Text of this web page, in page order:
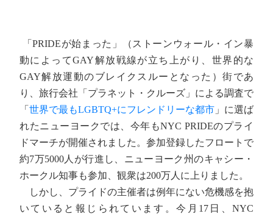
「PRIDEが始まった」（ストーンウォール・イン暴
動によってGAY解放戦線が立ち上がり、世界的な
GAY解放運動のブレイクスルーとなった）街であ
り、旅行会社「プラネット・クルーズ」による調査で
「 世界で最もLGBTQ+にフレンドリーな都市 」に選ば
れたニューヨークでは、今年もNYC PRIDEのプライ
ドマーチが開催されました。参加登録したフロートで
約7万5000人が行進し、ニューヨーク州のキャシー・
ホークル知事も参加、観衆は200万人に上りました。
しかし、プライドの主催者は例年にない危機感を抱
いていると報じられています。今月17日、NYC